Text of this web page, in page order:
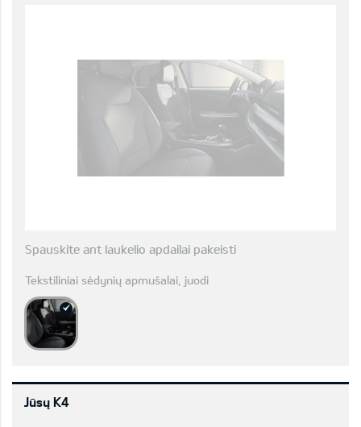
Spauskite ant laukelio apdailai pakeisti
Tekstiliniai sėdynių apmušalai, juodi
Jūsų K4